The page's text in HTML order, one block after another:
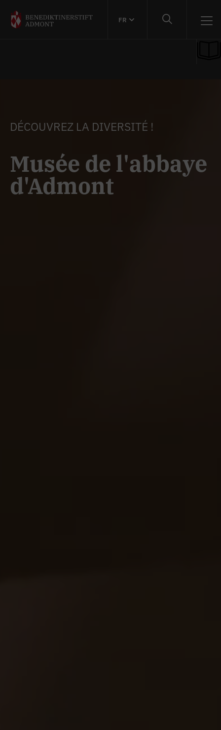
FR
DÉCOUVREZ LA DIVERSITÉ !
Musée de l'abbaye
d'Admont